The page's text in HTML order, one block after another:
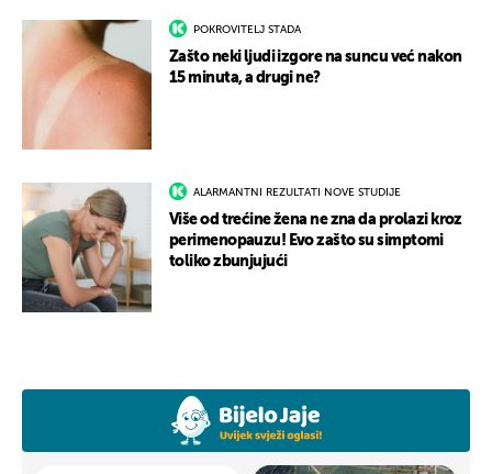
POKROVITELJ STADA
Zašto neki ljudi izgore na suncu već nakon
15 minuta, a drugi ne?
ALARMANTNI REZULTATI NOVE STUDIJE
Više od trećine žena ne zna da prolazi kroz
perimenopauzu! Evo zašto su simptomi
toliko zbunjujući